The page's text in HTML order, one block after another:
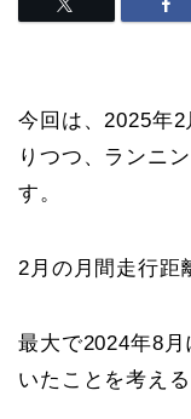
今回は、2025年
りつつ、ランニ
す。
2月の月間走行距
最大で2024年8
いたことを考え